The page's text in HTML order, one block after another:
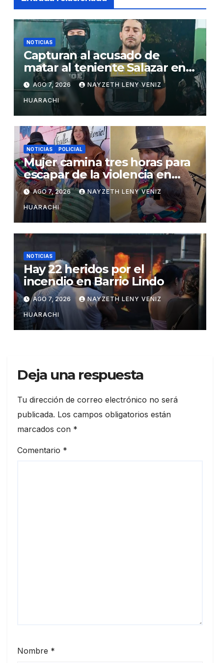
NOTICIAS
Capturan al acusado de
matar al teniente Salazar en
San Matías
AGO 7, 2026 NAYZETH LENY VENIZ
HUARACHI
NOTICIAS POLICIAL
Mujer camina tres horas para
escapar de la violencia en
Potosí
AGO 7, 2026 NAYZETH LENY VENIZ
HUARACHI
NOTICIAS
Hay 22 heridos por el
incendio en Barrio Lindo
AGO 7, 2026 NAYZETH LENY VENIZ
HUARACHI
Deja una respuesta
Tu dirección de correo electrónico no será
publicada. Los campos obligatorios están
marcados con *
Comentario *
Nombre *